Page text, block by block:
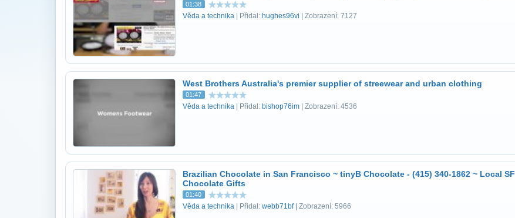
01:38
Věda a technika | Přidal: hughes96vi | Zobrazení: 7127
West Brothers Australia's premier supplier of streewear and urban clothing
01:47
Věda a technika | Přidal: bishop76im | Zobrazení: 4536
Brazilian Chocolate in San Francisco ~ tinyB Chocolate - (415) 340-1862 ~ Local SF
Chocolate Gifts
01:40
Věda a technika | Přidal: webb71bf| Zobrazení: 5966